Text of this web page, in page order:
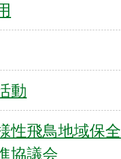
動
性飛鳥地域保全
協議会